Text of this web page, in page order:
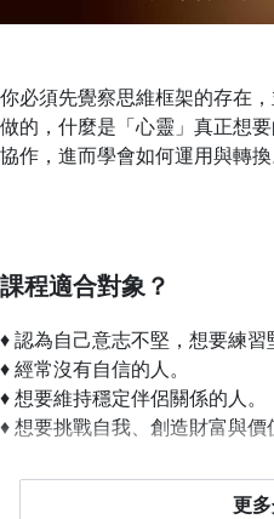
你必須先覺察思維框架的存在
做的，什麼是「心靈」真正想
協作，進而學會如何運用與轉
課程適合對象？
♦ 認為自己意志不堅，想要練習
♦ 經常沒有自信的人。
♦ 想要維持穩定伴侶關係的人。
♦ 想要挑戰自我、創造財富與價
更